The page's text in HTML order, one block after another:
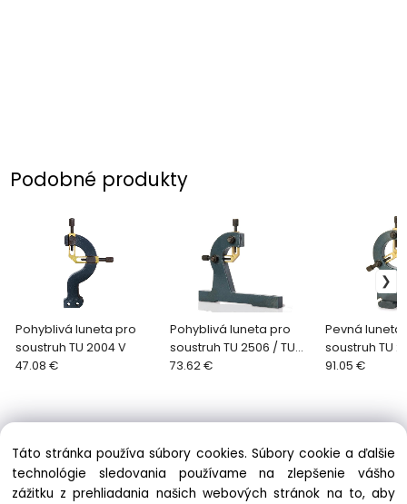
Podobné produkty
Pohyblivá luneta pro
soustruh TU 2004 V
47.08 €
Pohyblivá luneta pro
soustruh TU 2506 / TU
2404 / TU2406
73.62 €
Pevná luneta
soustruh TU
91.05 €
Táto stránka používa súbory cookies. Súbory cookie a ďalšie
technológie sledovania používame na zlepšenie vášho
zážitku z prehliadania našich webových stránok na to, aby